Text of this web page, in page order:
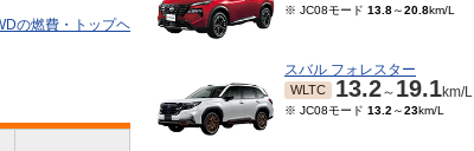
の燃費・トップヘ
※ JC08モード 13.8～20.8km/L
スバル フォレスター
WLTC 13.2～ 19.1km/L
※ JC08モード 13.2 ～23km/L